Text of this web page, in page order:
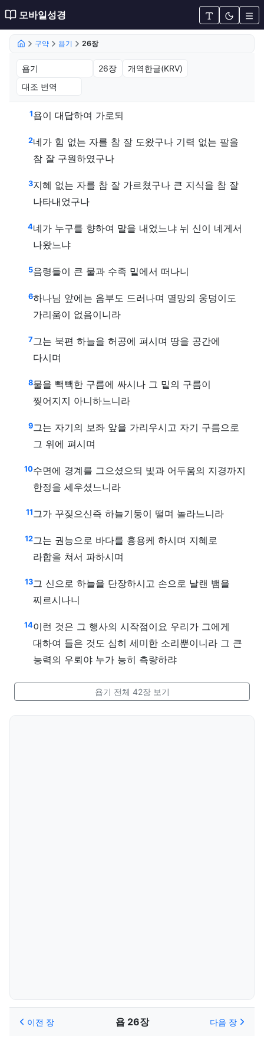
모바일성경
구약 욥기 26장
욥기 26장 (개역한글(KRV))
1욥이 대답하여 가로되
2네가 힘 없는 자를 참 잘 도왔구나 기력 없는 팔을
참 잘 구원하였구나
3지혜 없는 자를 참 잘 가르쳤구나 큰 지식을 참 잘
나타내었구나
4네가 누구를 향하여 말을 내었느냐 뉘 신이 네게서
나왔느냐
5음령들이 큰 물과 수족 밑에서 떠나니
6하나님 앞에는 음부도 드러나며 멸망의 웅덩이도
가리움이 없음이니라
7그는 북편 하늘을 허공에 펴시며 땅을 공간에
다시며
8물을 빽빽한 구름에 싸시나 그 밑의 구름이
찢어지지 아니하느니라
9그는 자기의 보좌 앞을 가리우시고 자기 구름으로
그 위에 펴시며
10수면에 경계를 그으셨으되 빛과 어두움의 지경까지
한정을 세우셨느니라
11그가 꾸짖으신즉 하늘기둥이 떨며 놀라느니라
12그는 권능으로 바다를 흉용케 하시며 지혜로
라합을 쳐서 파하시며
13그 신으로 하늘을 단장하시고 손으로 날랜 뱀을
찌르시나니
14이런 것은 그 행사의 시작점이요 우리가 그에게
대하여 들은 것도 심히 세미한 소리뿐이니라 그 큰
능력의 우뢰야 누가 능히 측량하랴
욥기 전체 42장 보기
이전 장 욥 26장 다음 장